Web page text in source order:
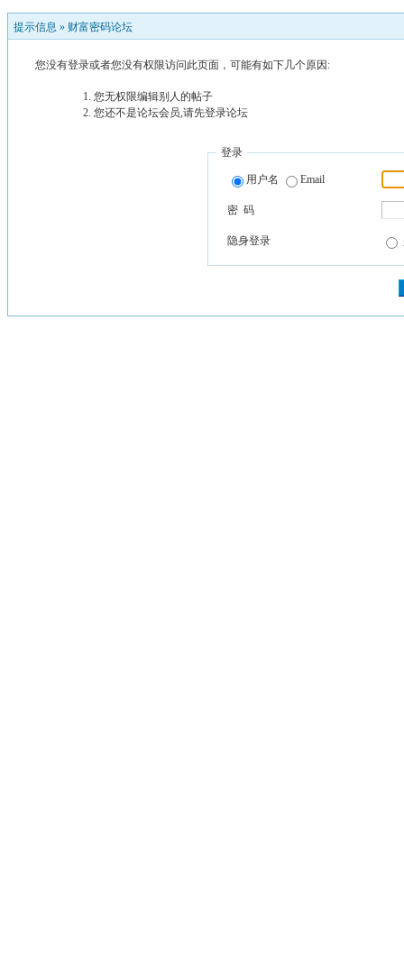
提示信息 » 财富密码论坛
您没有登录或者您没有权限访问此页面，可能有如下几个原因:
您无权限编辑别人的帖子
您还不是论坛会员,请先登录论坛
登录
用户名 Email
密 码
隐身登录